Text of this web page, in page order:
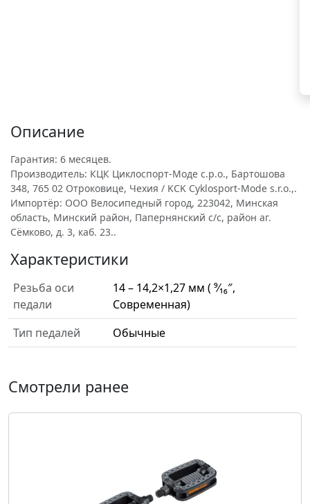
Описание
Гарантия: 6 месяцев.
Производитель: КЦК Циклоспорт-Моде с.р.о., Бартошова
348, 765 02 Отроковице, Чехия / KCK Cyklosport-Mode s.r.o.,.
Импортёр: ООО Велосипедный город, 223042, Минская
область, Минский район, Папернянский с/с, район аг.
Сёмково, д. 3, каб. 23..
Характеристики
Резьба оси
педали
14 – 14,2×1,27 мм ( ⁹⁄₁₆″,
Современная)
Тип педалей
Обычные
Смотрели ранее